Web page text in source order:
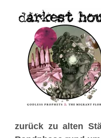
zurück zu alten